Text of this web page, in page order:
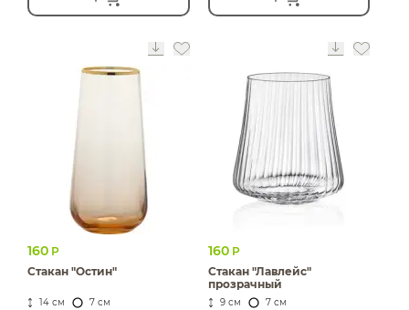
160 Р
Стакан "Остин"
14 см 7 см
160 Р
Стакан "Лавлейс"
прозрачный
9 см 7 см